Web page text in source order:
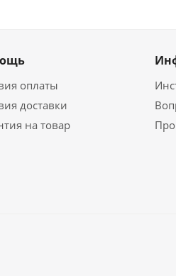
оплаты
доставки
на товар